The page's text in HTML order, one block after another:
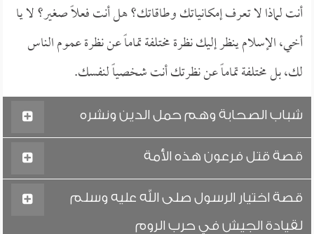
أنت لماذا لا تعرف إمكانياتك وطاقاتك؟ هل أنت فعلاً صغير؟ لا يا
أخي، الإسلام ينظر إليك نظرة مختلفة تماماً عن نظرة عموم الناس
لك، بل مختلفة تماماً عن نظرتك أنت شخصياً لنفسك.
شباب الصحابة وهم حمل الدين ونشره
قصة قتل فرعون هذه الأمة
قصة اختيار الرسول صلى الله عليه وسلم
لقيادة الجيش في حرب الروم